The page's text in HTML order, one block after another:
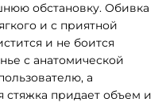
обстановку. Обивка
и с приятной
и не боится
с анатомической
а
стяжка придает объем и